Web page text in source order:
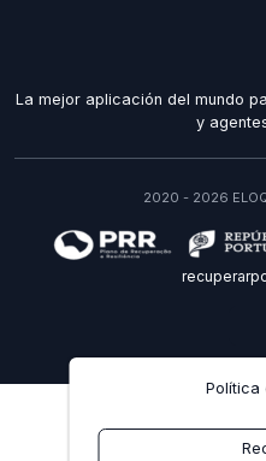
Política
La mejor aplicación del mundo
y
2020 - 2026